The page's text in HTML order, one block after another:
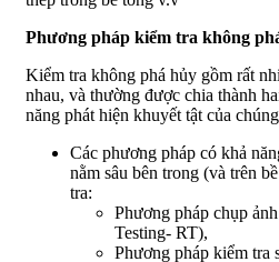
Phương pháp kiểm tra không
Kiểm tra không phá hủy gồm rất
nhau, và thường được chia thành
năng phát hiện khuyết tật của
Các phương pháp có khả
nằm sâu bên trong (và trên
tra:
Phương pháp chụp
Testing- RT),
Phương pháp kiểm tra